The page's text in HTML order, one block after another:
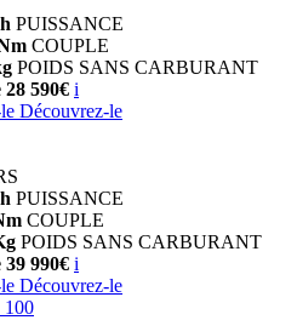
PUISSANCE
COUPLE
POIDS SANS CARBURANT
590€ i
Découvrez-le
PUISSANCE
COUPLE
POIDS SANS CARBURANT
990€ i
Découvrez-le
100